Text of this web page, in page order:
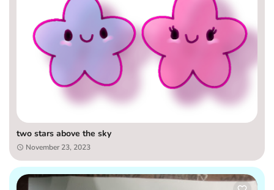
two stars above the sky
November 23, 2023